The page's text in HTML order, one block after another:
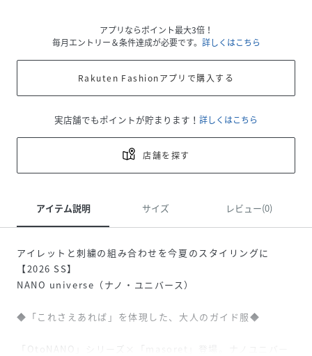
アプリならポイント最大3倍！
毎月エントリー＆条件達成が必要です。 詳しくはこちら
Rakuten Fashionアプリで購入する
実店舗でもポイントが貯まります！ 詳しくはこちら
店舗を探す
アイテム説明 サイズ レビュー(0)
アイレットと刺繍の組み合わせを今夏のスタイリングに
【2026 SS】
NANO universe（ナノ・ユニバース）
◆「これさえあれば」を体現した、大人のガイド服◆
「OtoNANO」シリーズ×「masoret」登場。ナノユニバー